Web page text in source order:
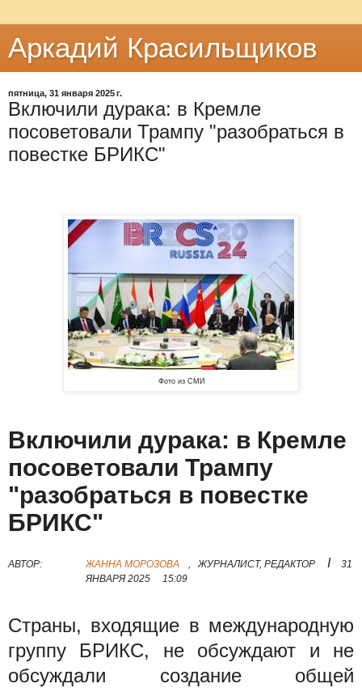
Аркадий Красильщиков
пятница, 31 января 2025 г.
Включили дурака: в Кремле
посоветовали Трампу "разобраться в
повестке БРИКС"
Фото из СМИ
Включили дурака: в Кремле
посоветовали Трампу
"разобраться в повестке
БРИКС"
АВТОР: ЖАННА МОРОЗОВА , ЖУРНАЛИСТ, РЕДАКТОР I
31
ЯНВАРЯ 2025
15:09
Страны, входящие в международную
группу БРИКС, не обсуждают и не
обсуждали создание общей